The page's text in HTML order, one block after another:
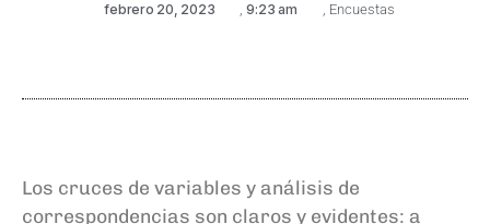
febrero 20, 2023 , 9:23 am , Encuestas
Los cruces de variables y análisis de
correspondencias son claros y evidentes: a